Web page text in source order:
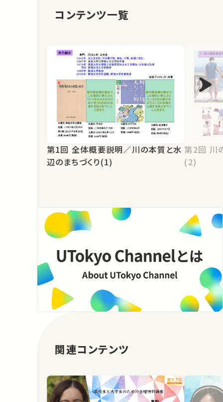
コンテンツ一覧
第1回 全体概要説明／川の本質と水
辺のまちづくり(1)
第2回 川の本質と水辺のまちづくり
(2)
関連コンテンツ